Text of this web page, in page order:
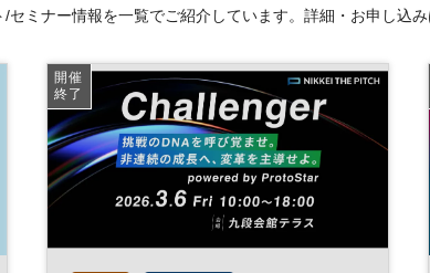
ミナー情報を一覧でご紹介しています。詳細・お申し込
開催
終了